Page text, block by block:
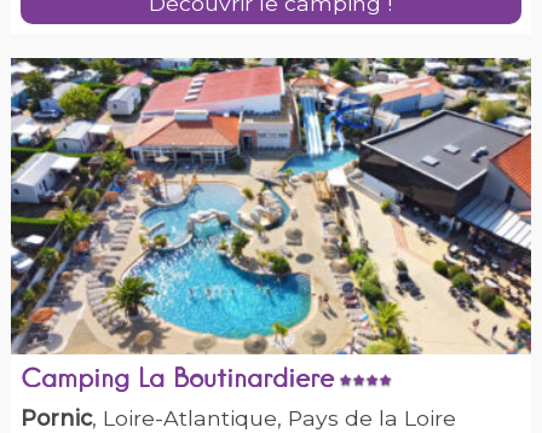
Camping La Boutinardiere
Pornic, Loire-Atlantique, Pays de la Loire